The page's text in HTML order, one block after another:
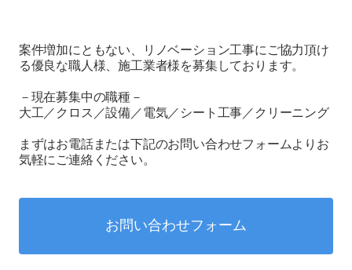
案件増加にともない、リノベーション⼯事にご協⼒頂け
る優良な職人様、施⼯業者様を募集しております。
－現在募集中の職種－
大工／クロス／設備／電気／シート工事／クリーニング
まずはお電話または下記のお問い合わせフォームよりお
気軽にご連絡ください。
お問い合わせフォーム